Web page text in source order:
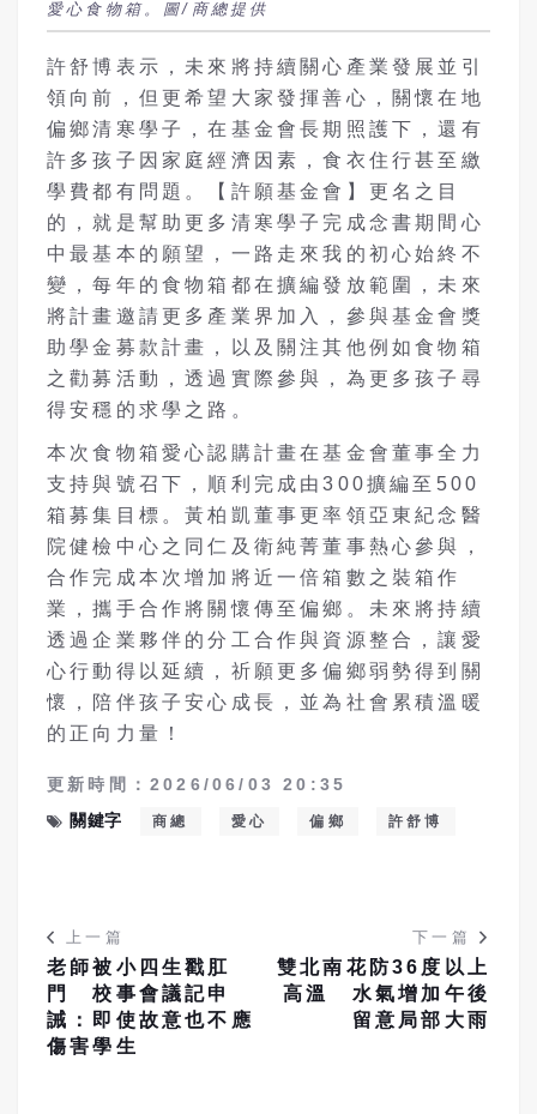
愛心食物箱。圖/商總提供
許舒博表示，未來將持續關心產業發展並引
領向前，但更希望大家發揮善心，關懷在地
偏鄉清寒學子，在基金會長期照護下，還有
許多孩子因家庭經濟因素，食衣住行甚至繳
學費都有問題。【許願基金會】更名之目
的，就是幫助更多清寒學子完成念書期間心
中最基本的願望，一路走來我的初心始終不
變，每年的食物箱都在擴編發放範圍，未來
將計畫邀請更多產業界加入，參與基金會獎
助學金募款計畫，以及關注其他例如食物箱
之勸募活動，透過實際參與，為更多孩子尋
得安穩的求學之路。
本次食物箱愛心認購計畫在基金會董事全力
支持與號召下，順利完成由300擴編至500
箱募集目標。黃柏凱董事更率領亞東紀念醫
院健檢中心之同仁及衛純菁董事熱心參與，
合作完成本次增加將近一倍箱數之裝箱作
業，攜手合作將關懷傳至偏鄉。未來將持續
透過企業夥伴的分工合作與資源整合，讓愛
心行動得以延續，祈願更多偏鄉弱勢得到關
懷，陪伴孩子安心成長，並為社會累積溫暖
的正向力量！
更新時間：2026/06/03 20:35
關鍵字
商總 愛心 偏鄉 許舒博
上一篇
老師被小四生戳肛
門 校事會議記申
誡：即使故意也不應
傷害學生
下一篇
雙北南花防36度以上
高溫 水氣增加午後
留意局部大雨